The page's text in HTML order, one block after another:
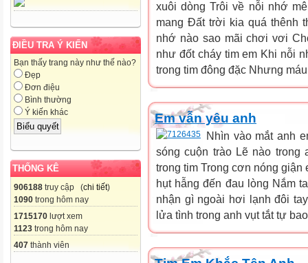
ĐIỀU TRA Ý KIẾN
Bạn thấy trang này như thế nào?
Đẹp
Đơn điệu
Bình thường
Ý kiến khác
THỐNG KÊ
906188 truy cập (chi tiết)
1090 trong hôm nay
1715170 lượt xem
1123 trong hôm nay
407 thành viên
xuôi dòng Trôi về nỗi nhớ
mang Đất trời kia quá thênh
nhớ nào sao mãi chơi vơi
như đốt cháy tim em Khi nỗi
trong tim đông đặc Nhưng
Em vẫn yêu anh
Nhìn vào mắt anh
sóng cuộn trào Lẽ nào trong
trong tim Trong cơn nóng giận
hụt hẫng đến đau lòng Nắm
nhận gì ngoài hơi lạnh đôi
lửa tình trong anh vụt tắt tự